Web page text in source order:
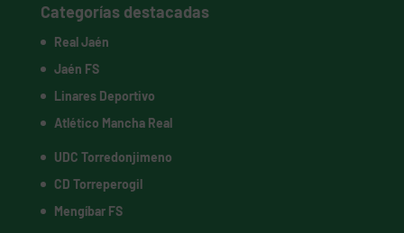
Categorías destacadas
Real Jaén
Jaén FS
Linares Deportivo
Atlético Mancha Real
UDC Torredonjimeno
CD Torreperogil
Mengíbar FS